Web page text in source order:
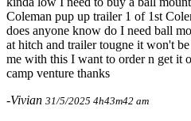
Coleman pup up trailer 1 of 1st
does anyone know do I need ball
at hitch and trailer tougne it won't
me with this I want to order n get it
camp venture thanks
-Vivian 31/5/2025 4h43m42 am